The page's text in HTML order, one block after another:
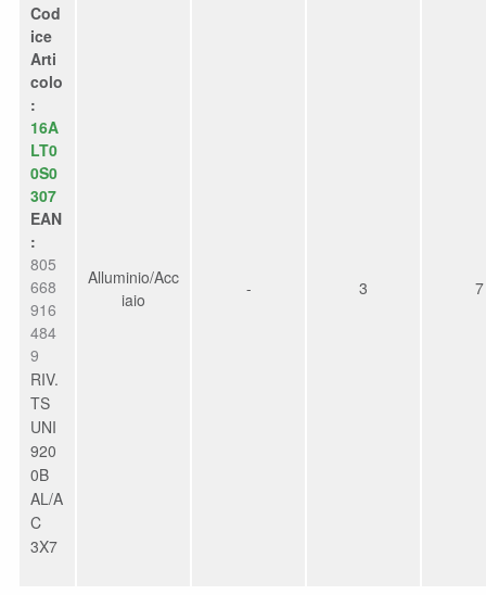
Cod
ice
Arti
colo
:
16A
LT0
0S0
307
EAN
:
805
668
916
484
9
RIV.
TS
UNI
920
0B
AL/A
C
3X7
Alluminio/Acc
iaio
- 3 7